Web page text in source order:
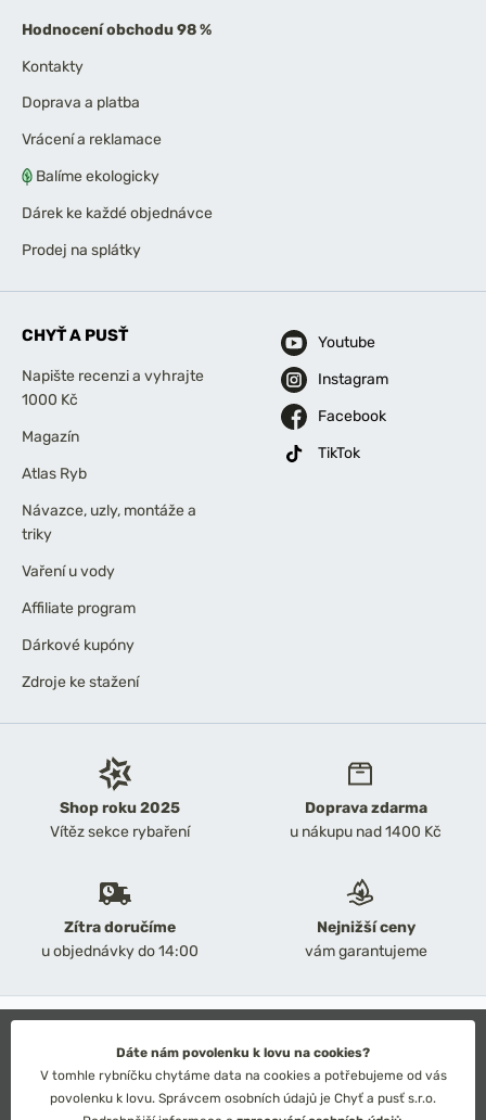
Shop roku 2025
Vítěz sekce rybaření
Doprava zdarma
u nákupu nad 1400 Kč
Zítra doručíme
u objednávky do 14:00
Nejnižší ceny
vám garantujeme
Hodnocení obchodu 98 %
Kontakty
Doprava a platba
Vrácení a reklamace
Balíme ekologicky
Dárek ke každé objednávce
Prodej na splátky
CHYŤ A PUSŤ
Napište recenzi a vyhrajte
1000 Kč
Magazín
Atlas Ryb
Návazce, uzly, montáže a
triky
Vaření u vody
Affiliate program
Dárkové kupóny
Zdroje ke stažení
Youtube
Instagram
Facebook
TikTok
Obchodní podmínky
Ochrana osobních údajů
Technické řešení: Simplia s.r.o.
Strategický design: Petr Široký
Dáte nám povolenku k lovu na cookies?
V tomhle rybníčku chytáme data na cookies a potřebujeme od vás
povolenku k lovu. Správcem osobních údajů je Chyť a pusť s.r.o.